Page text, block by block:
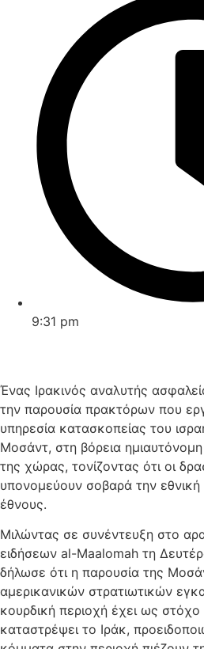
9:31 pm
Ένας Ιρακινός αναλυτής
την παρουσία πρακτόρων που
υπηρεσία κατασκοπείας του
Μοσάντ, στη βόρεια
της χώρας, τονίζοντας ότι οι
υπονομεύουν σοβαρά την
έθνους.
Μιλώντας σε συνέντευξη στο
ειδήσεων al-Maalomah τη
δήλωσε ότι η παρουσία της
αμερικανικών στρατιωτικών
κουρδική περιοχή έχει ως
καταστρέψει το Ιράκ,